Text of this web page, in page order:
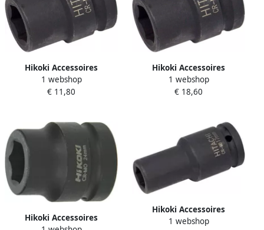
Hikoki Accessoires
Krachtdop Sw 28Mm 3 4"
Vierk. 54L 751911
1 webshop
€ 11,80
Hikoki Accessoires
Krachtdop Sw 46Mm 3 4"
Vierk. 62L 751920
1 webshop
€ 18,60
Hikoki Accessoires
Hikoki Accessoires
Krachtdop Sw 22Mm
1 webshop